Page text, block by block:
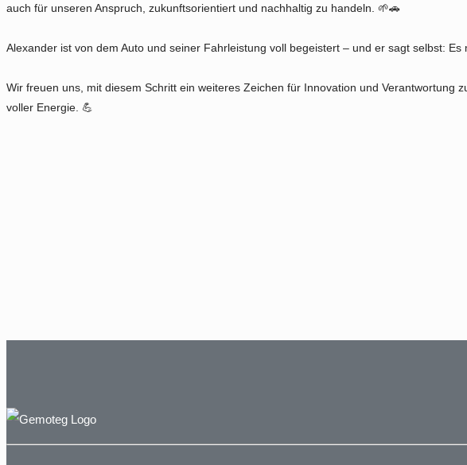
auch für unseren Anspruch, zukunftsorientiert und nachhaltig zu handeln. 🌱🚗
Alexander ist von dem Auto und seiner Fahrleistung voll begeistert – und er sagt selbst:
Wir freuen uns, mit diesem Schritt ein weiteres Zeichen für Innovation und
voller Energie. 💪